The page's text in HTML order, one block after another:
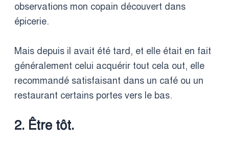
observations mon copain découvert dans
épicerie.
Mais depuis il avait été tard, et elle était en fait
généralement celui acquérir tout cela out, elle
recommandé satisfaisant dans un café ou un
restaurant certains portes vers le bas.
2. Être tôt.